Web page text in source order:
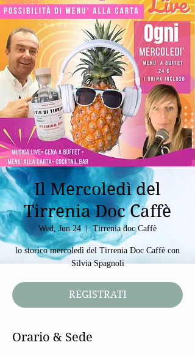
Il Mercoledì del
Tirrenia Doc Caffè
Wed, Jun 24
  |
Tirrenia doc Caffè
lo storico mercoledì del Tirrenia Doc Caffè con
Silvia Spagnoli
REGISTRATI
Orario & Sede